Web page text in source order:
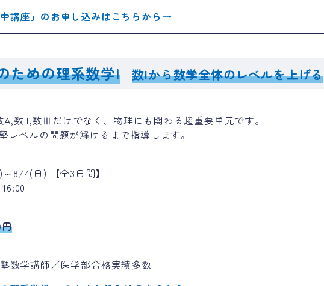
講座」のお申し込みはこちらから →
ための理系数学I 数Iから数学全体のレベルを上げる
数II,数Ⅲだけでなく、物理にも関わる超重要単元です。
レベルの問題が解けるまで指導します。
8/4(日) 【全3日間】
数学講師／医学部合格実績多数